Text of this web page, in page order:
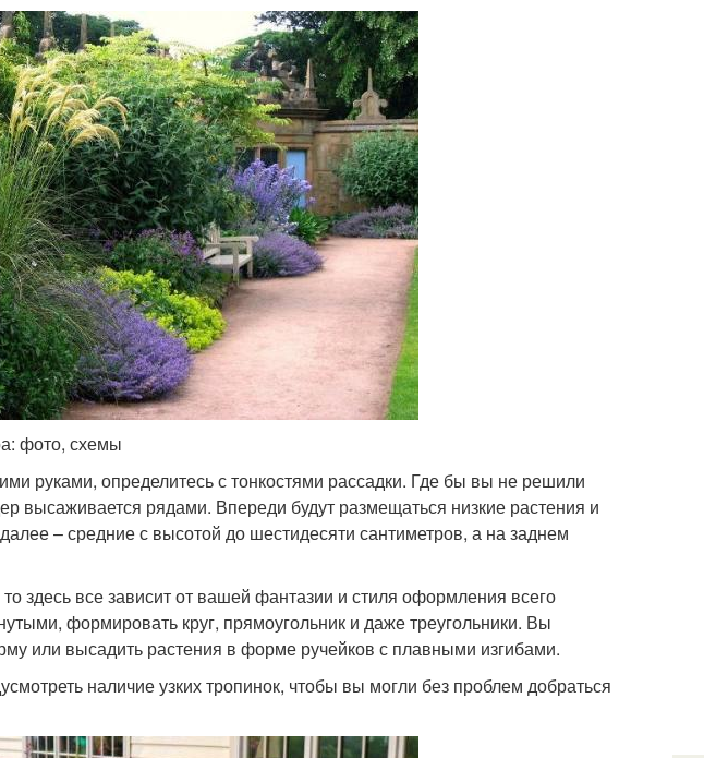
фото, схемы
руками, определитесь с тонкостями рассадки. Где бы вы не решили
высаживается рядами. Впереди будут размещаться низкие растения и
– средние с высотой до шестидесяти сантиметров, а на заднем
здесь все зависит от вашей фантазии и стиля оформления всего
формировать круг, прямоугольник и даже треугольники. Вы
или высадить растения в форме ручейков с плавными изгибами.
наличие узких тропинок, чтобы вы могли без проблем добраться